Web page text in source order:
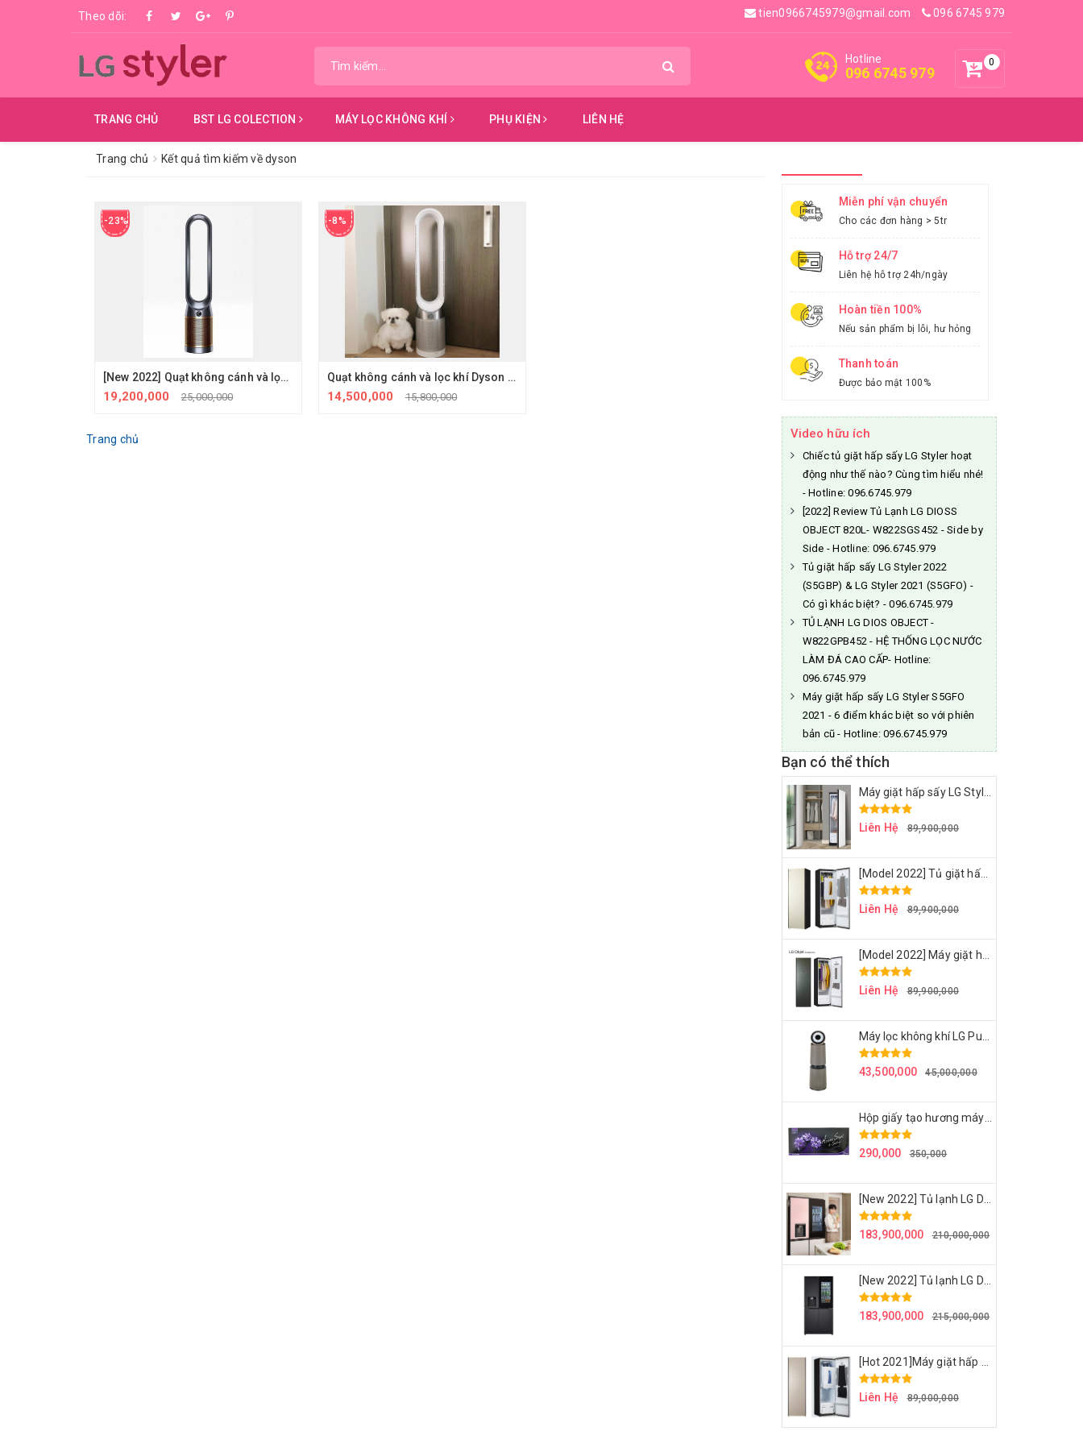
Theo dõi: tien0966745979@gmail.com 096 6745 979
0
Hotline
096 6745 979
TRANG CHỦ BST LG COLECTION MÁY LỌC KHÔNG KHÍ PHỤ KIỆN LIÊN HỆ
Trang chủ Kết quả tìm kiếm về dyson
-23%
[New 2022] Quạt không cánh và lọc không khí Dyson TP06 - công nghệ đến từ Anh Quốc
19,200,000 25,000,000
-8%
Quạt không cánh và lọc khí Dyson TP04-WS- nhập khẩu chính hãng
14,500,000 15,800,000
Trang chủ
Miễn phí vận chuyển
Cho các đơn hàng > 5tr
Hỗ trợ 24/7
Liên hệ hỗ trợ 24h/ngày
Hoàn tiền 100%
Nếu sản phẩm bị lỗi, hư hỏng
Thanh toán
Được bảo mật 100%
Video hữu ích
Chiếc tủ giặt hấp sấy LG Styler hoạt
động như thế nào? Cùng tìm hiểu nhé!
- Hotline: 096.6745.979
[2022] Review Tủ Lạnh LG DIOSS
OBJECT 820L- W822SGS452 - Side by
Side - Hotline: 096.6745.979
Tủ giặt hấp sấy LG Styler 2022
(S5GBP) & LG Styler 2021 (S5GFO) -
Có gì khác biệt? - 096.6745.979
TỦ LẠNH LG DIOS OBJECT -
W822GPB452 - HỆ THỐNG LỌC NƯỚC
LÀM ĐÁ CAO CẤP- Hotline:
096.6745.979
Máy giặt hấp sấy LG Styler S5GFO
2021 - 6 điểm khác biệt so với phiên
bản cũ - Hotline: 096.6745.979
Bạn có thể thích
Liên Hệ 89,900,000
[Model 2022] Tủ giặt hấp LG STYLER 2022 - S5BBP - ÁNH TRẮNG NGỌC TRAI SANG TRỌNG
Liên Hệ 89,900,000
Liên Hệ 89,900,000
43,500,000 45,000,000
290,000 350,000
183,900,000 210,000,000
183,900,000 215,000,000
Liên Hệ 89,000,000